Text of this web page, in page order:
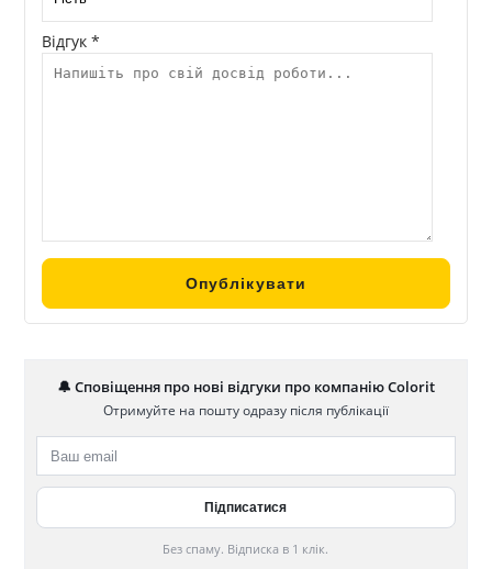
Відгук *
🔔 Сповіщення про нові відгуки про компанію Colorit
Отримуйте на пошту одразу після публікації
Без спаму. Відписка в 1 клік.